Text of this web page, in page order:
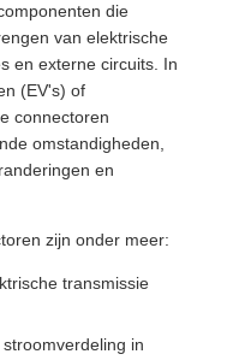
die
van elektrische
en externe circuits. In
(EV's) of
connectoren
omstandigheden,
en
zijn onder meer:
transmissie
in